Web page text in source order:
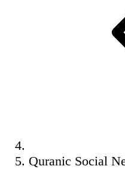
Quranic Social